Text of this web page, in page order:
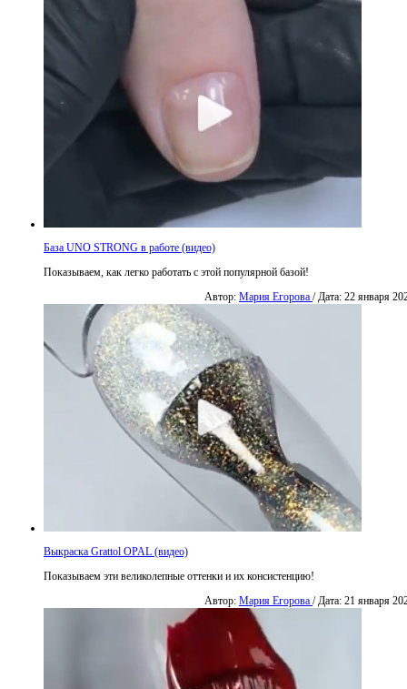
База UNO STRONG в работе (видео)
Показываем, как легко работать с этой популярной базой!
Автор: Мария Егорова / Дата: 22 января
Выкраска Grattol OPAL (видео)
Показываем эти великолепные оттенки и их консистенцию!
Автор: Мария Егорова / Дата: 21 января